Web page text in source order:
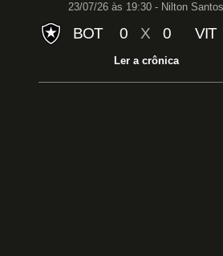
23/07/26 às 19:30 - Nilton Santos
BOT 0 X 0 VIT
Ler a crônica